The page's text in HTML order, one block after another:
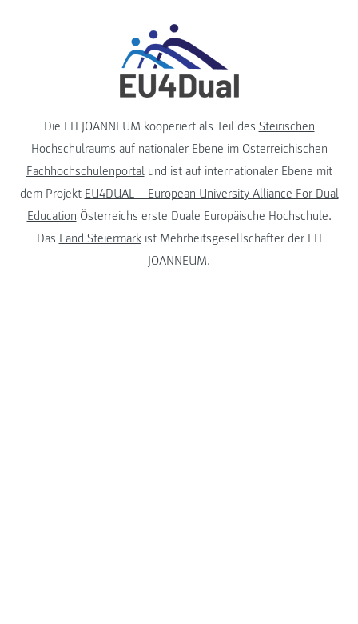
Die FH JOANNEUM kooperiert als Teil des Steirischen
Hochschulraums auf nationaler Ebene im Österreichischen
Fachhochschulenportalund ist auf internationaler Ebene mit
dem Projekt EU4DUAL – European University Alliance For Dual
Education Österreichs erste Duale Europäische Hochschule.
Das Land Steiermarkist Mehrheitsgesellschafter der FH
JOANNEUM.